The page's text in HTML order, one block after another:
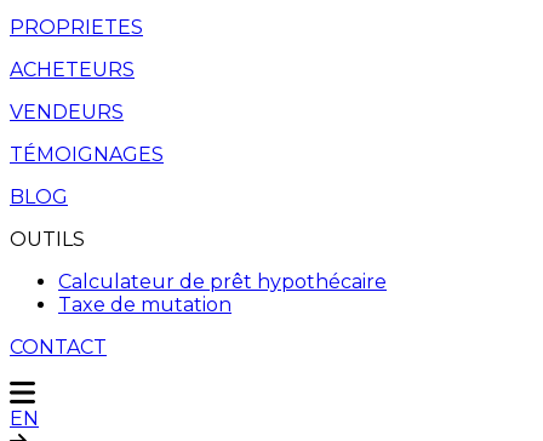
PROPRIETES
ACHETEURS
VENDEURS
TÉMOIGNAGES
BLOG
OUTILS
Calculateur de prêt hypothécaire
Taxe de mutation
CONTACT
EN